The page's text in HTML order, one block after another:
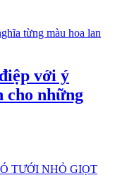
với ý
cho những